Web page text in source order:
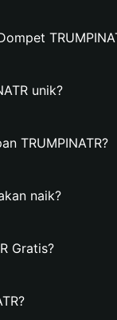
unik?
TRUMPINATR?
naik?
Gratis?